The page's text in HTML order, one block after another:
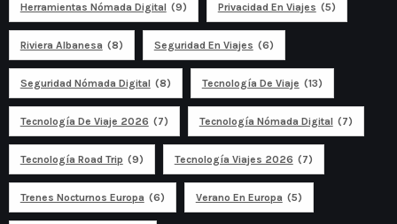
Herramientas Nómada Digital (9) Privacidad En Viajes (5)
Riviera Albanesa (8) Seguridad En Viajes (6)
Seguridad Nómada Digital (8) Tecnología De Viaje (13)
Tecnología De Viaje 2026 (7) Tecnología Nómada Digital (7)
Tecnología Road Trip (9) Tecnología Viajes 2026 (7)
Trenes Nocturnos Europa (6) Verano En Europa (5)